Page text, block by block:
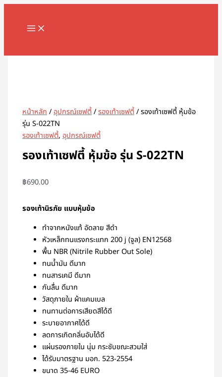
Skip
content
MAIN
หน้าหลัก/อุปกรณ์เซฟตี้/รองเท้าเซฟตี้/ รองเท้าเซฟตี้ หุ้มข้อ
รุ่น S-022TN
รองเท้าเซฟตี้,อุปกรณ์เซฟตี้
รองเท้าเซฟตี้ หุ้มข้อ รุ่น S-022TN
฿690.00
รองเท้านิรภัย แบบหุ้มข้อ
ทำจากหนังแท้ อัดลาย สีดำ
หัวเหล็กทนแรงกระแทก 200 j (จูล) EN12568
พื้น NBR (Nitrile Rubber Out Sole)
ทนน้ำมัน ดีมาก
ทนสารเคมี ดีมาก
กันลื่น ดีมาก
วัสดุภายใน ผ้าแคมเบล
ทนทานต่อการเสียดสีได้ดี
ระบายอากาศได้ดี
ลดการเกิดกลิ่นอับได้ดี
แผ่นรองภายใน นุ่ม กระชับขณะสวมใส่
ได้รับมาตรฐาน มอก. 523-2554
ขนาด 35-46 EURO
จำนวน
เซฟตี้ หุ้ม
รุ่น